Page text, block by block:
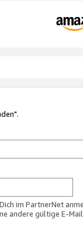
im PartnerNet
andere gültige E-